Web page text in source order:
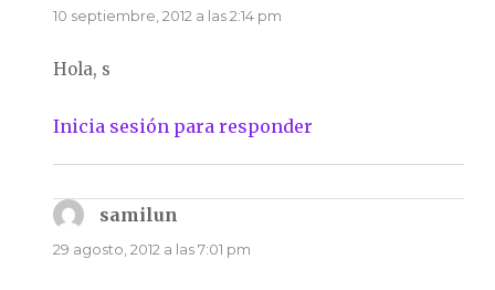
10 septiembre, 2012 a las 2:14 pm
Hola, s
Inicia sesión para responder
samilun
29 agosto, 2012 a las 7:01 pm